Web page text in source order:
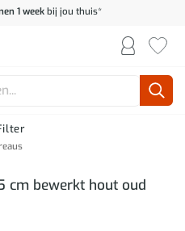
1 weekbij jou thuis*
cm bewerkt hout oud